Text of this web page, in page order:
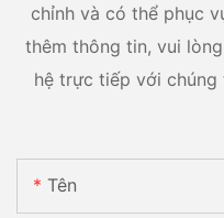
chỉnh và có thể phục
thêm thông tin, vui
hệ trực tiếp với
Tên